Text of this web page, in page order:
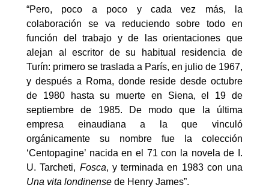
“Pero, poco a poco y cada vez más, la
colaboración se va reduciendo sobre todo en
función del trabajo y de las orientaciones que
alejan al escritor de su habitual residencia de
Turín: primero se traslada a París, en julio de 1967,
y después a Roma, donde reside desde octubre
de 1980 hasta su muerte en Siena, el 19 de
septiembre de 1985. De modo que la última
empresa einaudiana a la que vinculó
orgánicamente su nombre fue la colección
‘Centopagine’ nacida en el 71 con la novela de I.
U. Tarcheti, Fosca, y terminada en 1983 con una
Una vita londinense de Henry James”.